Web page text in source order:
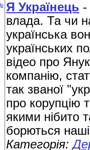
Я Українець -
влада. Та чи
українська
українських
відео про
компанію,
так званої
про корупцію
якими нібито
борються
Категорія: